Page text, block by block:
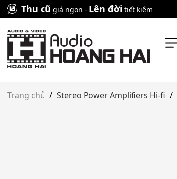
Skip
to
content
Thu cũ giá ngon - Lên đời tiết kiệm
Trang chủ / Stereo Power Amplifiers Hi-fi /